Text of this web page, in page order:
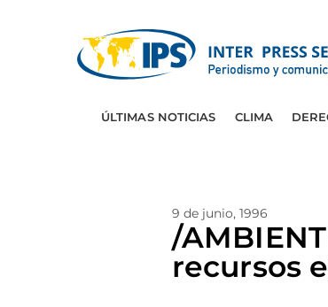
ÚLTIMAS NOTICIAS CLIMA
9 de junio, 1996
/
recursos